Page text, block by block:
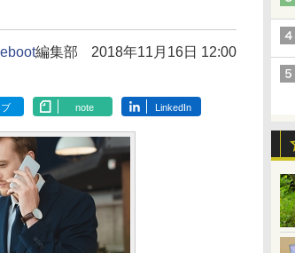
編集部 2018年11月16日 12:00
note LinkedIn